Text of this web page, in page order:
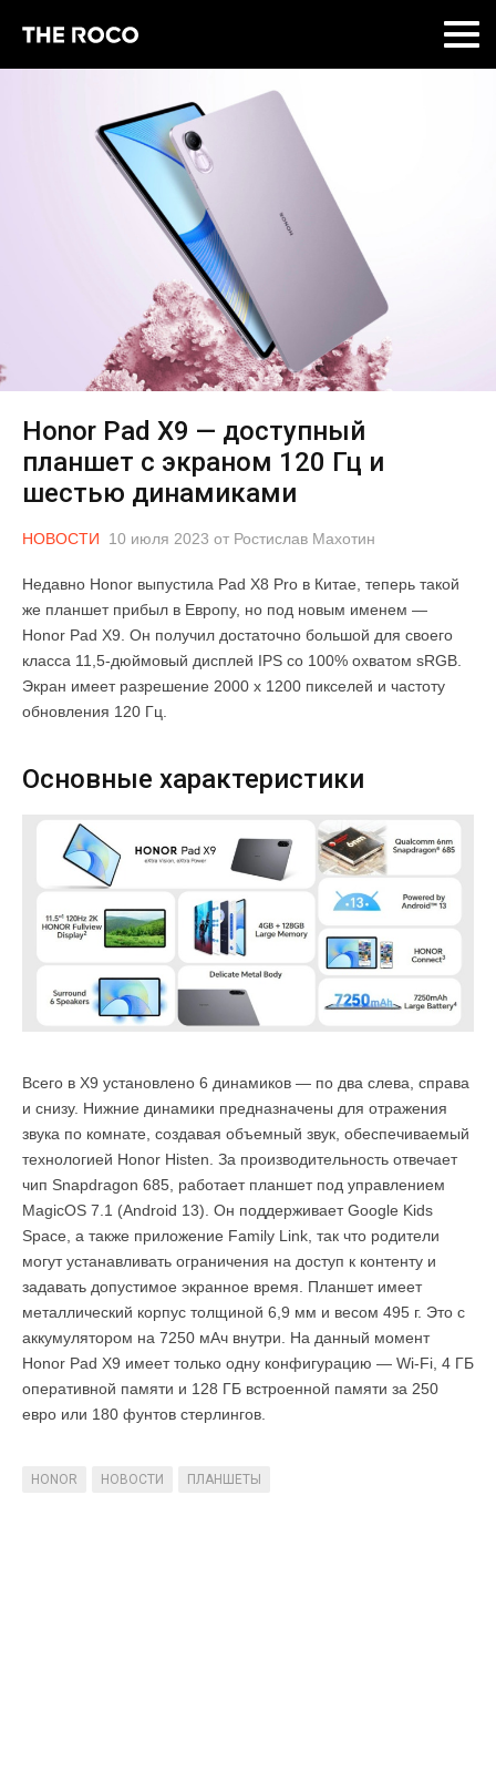
Honor Pad X9 — доступный
планшет с экраном 120 Гц и
шестью динамиками
НОВОСТИ 10 июля 2023 от Ростислав Махотин
Недавно Honor выпустила Pad X8 Pro в Китае, теперь такой
же планшет прибыл в Европу, но под новым именем —
Honor Pad X9. Он получил достаточно большой для своего
класса 11,5-дюймовый дисплей IPS со 100% охватом sRGB.
Экран имеет разрешение 2000 x 1200 пикселей и частоту
обновления 120 Гц.
Основные характеристики
Всего в X9 установлено 6 динамиков — по два слева, справа
и снизу. Нижние динамики предназначены для отражения
звука по комнате, создавая объемный звук, обеспечиваемый
технологией Honor Histen. За производительность отвечает
чип Snapdragon 685, работает планшет под управлением
MagicOS 7.1 (Android 13). Он поддерживает Google Kids
Space, а также приложение Family Link, так что родители
могут устанавливать ограничения на доступ к контенту и
задавать допустимое экранное время. Планшет имеет
металлический корпус толщиной 6,9 мм и весом 495 г. Это с
аккумулятором на 7250 мАч внутри. На данный момент
Honor Pad X9 имеет только одну конфигурацию — Wi-Fi, 4 ГБ
оперативной памяти и 128 ГБ встроенной памяти за 250
евро или 180 фунтов стерлингов.
HONOR НОВОСТИ ПЛАНШЕТЫ